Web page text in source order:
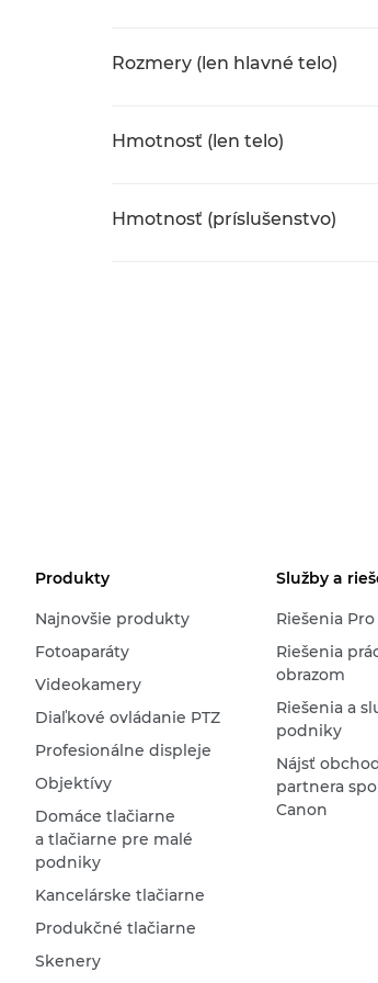
Rozmery (len hlavné telo)
Hmotnosť (len telo)
Hmotnosť (príslušenstvo)
Produkty
Najnovšie produkty
Fotoaparáty
Videokamery
Diaľkové ovládanie PTZ
Profesionálne displeje
Objektívy
Domáce tlačiarne
a tlačiarne pre malé
podniky
Kancelárske tlačiarne
Produkčné tlačiarne
Skenery
Služby a
Riešenia
Riešenia
obrazom
Riešenia a
podniky
Nájsť
partnera
Canon